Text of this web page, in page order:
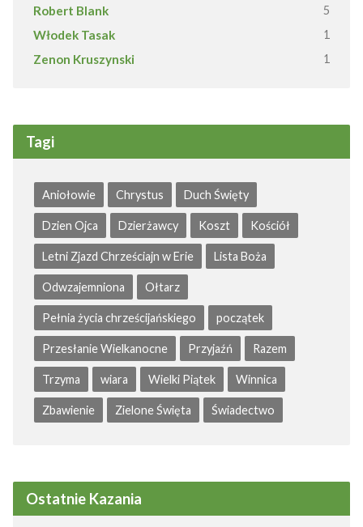
Robert Blank 5
Włodek Tasak 1
Zenon Kruszynski 1
Tagi
Aniołowie Chrystus Duch Święty
Dzien Ojca Dzierżawcy Koszt Kościół
Letni Zjazd Chrześciajn w Erie Lista Boża
Odwzajemniona Ołtarz
Pełnia życia chrześcijańskiego początek
Przesłanie Wielkanocne Przyjaźń Razem
Trzyma wiara Wielki Piątek Winnica
Zbawienie Zielone Święta Świadectwo
Ostatnie Kazania